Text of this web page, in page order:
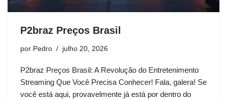
P2braz Preços Brasil
por Pedro julho 20, 2026
P2braz Preços Brasil: A Revolução do Entretenimento
Streaming Que Você Precisa Conhecer! Fala, galera! Se
você está aqui, provavelmente já está por dentro do